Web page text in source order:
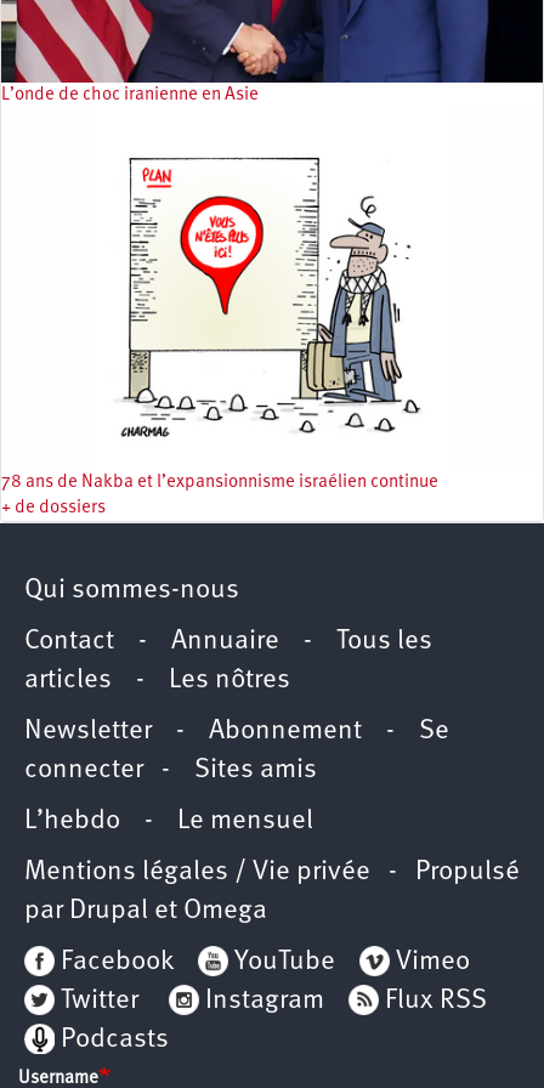
L’onde de choc iranienne en Asie
78 ans de Nakba et l’expansionnisme israélien continue
+ de dossiers
Qui sommes-nous
Contact - Annuaire -
Tous les
articles - Les nôtres
Newsletter- Abonnement - Se
connecter- Sites amis
L’hebdo - Le mensuel
Mentions légales / Vie privée - Propulsé
par Drupal et Omega
Facebook
YouTube
Vimeo
Twitter
Instagram
Flux RSS
Podcasts
Username